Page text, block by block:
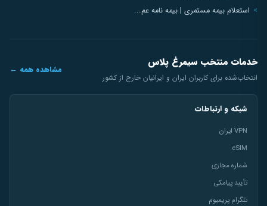
استعلام بیمه مستمری | بیمه نامه عم...
خدمات منتخب سیمرغ پلاس
انتخاب‌شده برای کاربران ایران و ایرانیان خارج از کشور
مشاهده همه ←
شبکه و ارتباطات
VPN ایران
eSIM
شماره مجازی
تأیید پیامکی
تلگرام پریمیوم